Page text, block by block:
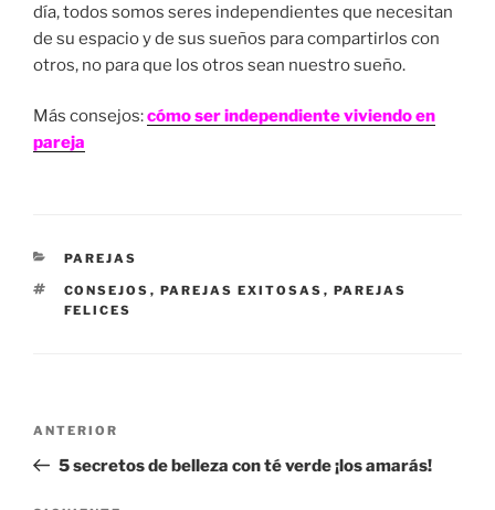
día, todos somos seres independientes que necesitan
de su espacio y de sus sueños para compartirlos con
otros, no para que los otros sean nuestro sueño.
Más consejos:cómo ser independiente viviendo en
pareja
CATEGORÍAS
PAREJAS
ETIQUETAS
CONSEJOS , PAREJAS EXITOSAS , PAREJAS
FELICES
entradas
Entrada
anterior:
ANTERIOR
5 secretos de belleza con té verde ¡los amarás!